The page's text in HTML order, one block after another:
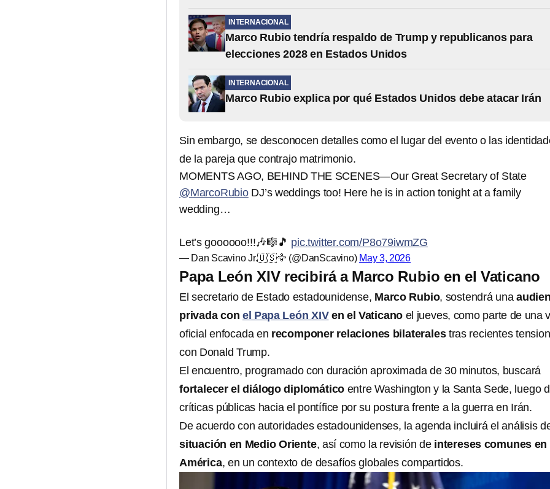
INTERNACIONAL
Marco Rubio tendría respaldo de Trump y republicanos para
elecciones 2028 en Estados Unidos
INTERNACIONAL
Marco Rubio explica por qué Estados Unidos debe atacar Irán
Sin embargo, se desconocen detalles como el lugar del evento o las
de la pareja que contrajo matrimonio.
MOMENTS AGO, BEHIND THE SCENES—Our Great Secretary of State
@MarcoRubioDJ’s weddings too! Here he is in action tonight at a family
wedding…
Let’s goooooo!!!🎶🎼🎵 pic.twitter.com/P8o79iwmZG
— Dan Scavino Jr.🇺🇸🦅 (@DanScavino) May 3, 2026
Papa León XIV recibirá a Marco Rubio en el Vaticano
El secretario de Estado estadounidense, Marco Rubio, sostendrá una
privada con el Papa León XIVen el Vaticano el jueves, como parte de una
oficial enfocada en recomponer relaciones bilateralestras recientes
con Donald Trump.
El encuentro, programado con duración aproximada de 30 minutos, buscará
fortalecer el diálogo diplomático entre Washington y la Santa Sede, luego
críticas públicas hacia el pontífice por su postura frente a la guerra en Irán.
De acuerdo con autoridades estadounidenses, la agenda incluirá el análisis
situación en Medio Oriente, así como la revisión de intereses comunes en
América, en un contexto de desafíos globales compartidos.